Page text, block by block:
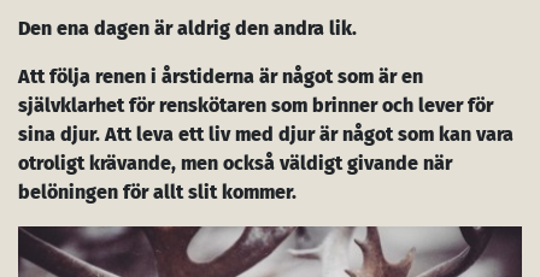
Den ena dagen är aldrig den andra lik.
Att följa renen i årstiderna är något som är en
självklarhet för renskötaren som brinner och lever för
sina djur. Att leva ett liv med djur är något som kan vara
otroligt krävande, men också väldigt givande när
belöningen för allt slit kommer.